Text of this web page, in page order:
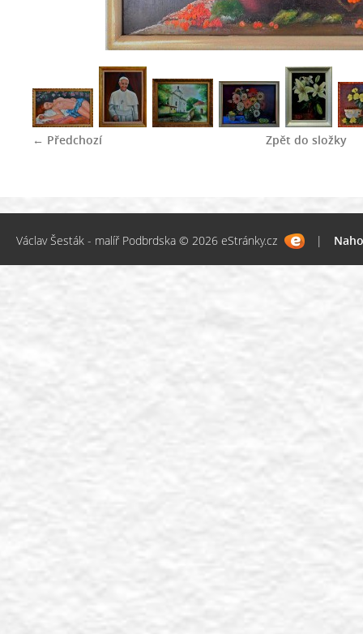
← Předchozí Zpět do složky
Václav Šesták - malíř Podbrdska © 2026 eStránky.cz |